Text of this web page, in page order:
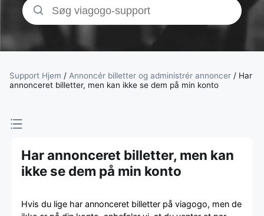
Support Hjem / Annoncér billetter og administrér annoncer / Har
annonceret billetter, men kan ikke se dem på min konto
Har annonceret billetter, men kan
ikke se dem på min konto
Hvis du lige har annonceret billetter på viagogo, men de